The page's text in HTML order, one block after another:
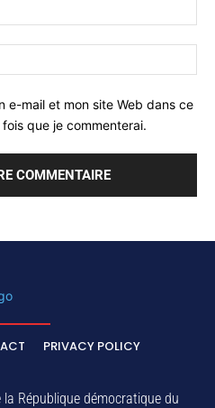
e-mail et mon site Web dans ce
que je commenterai.
PRIVACY POLICY
République démocratique du